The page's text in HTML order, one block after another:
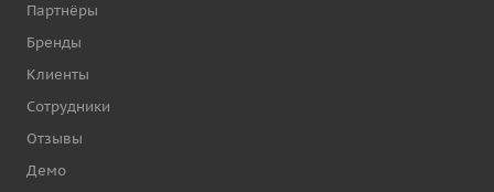
Партнёры
Бренды
Клиенты
Сотрудники
Отзывы
Демо